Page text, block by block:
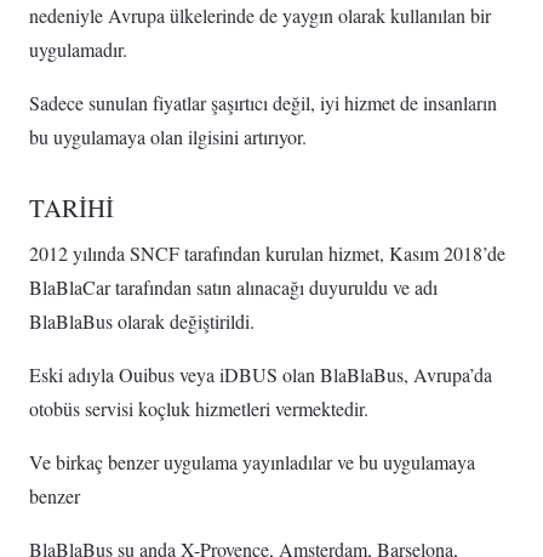
nedeniyle Avrupa ülkelerinde de yaygın olarak kullanılan bir
uygulamadır.
Sadece sunulan fiyatlar şaşırtıcı değil, iyi hizmet de insanların
bu uygulamaya olan ilgisini artırıyor.
TARİHİ
2012 yılında SNCF tarafından kurulan hizmet, Kasım 2018’de
BlaBlaCar tarafından satın alınacağı duyuruldu ve adı
BlaBlaBus olarak değiştirildi.
Eski adıyla Ouibus veya iDBUS olan BlaBlaBus, Avrupa’da
otobüs servisi koçluk hizmetleri vermektedir.
Ve birkaç benzer uygulama yayınladılar ve bu uygulamaya
benzer
BlaBlaBus şu anda X-Provence, Amsterdam, Barselona, ​​​​